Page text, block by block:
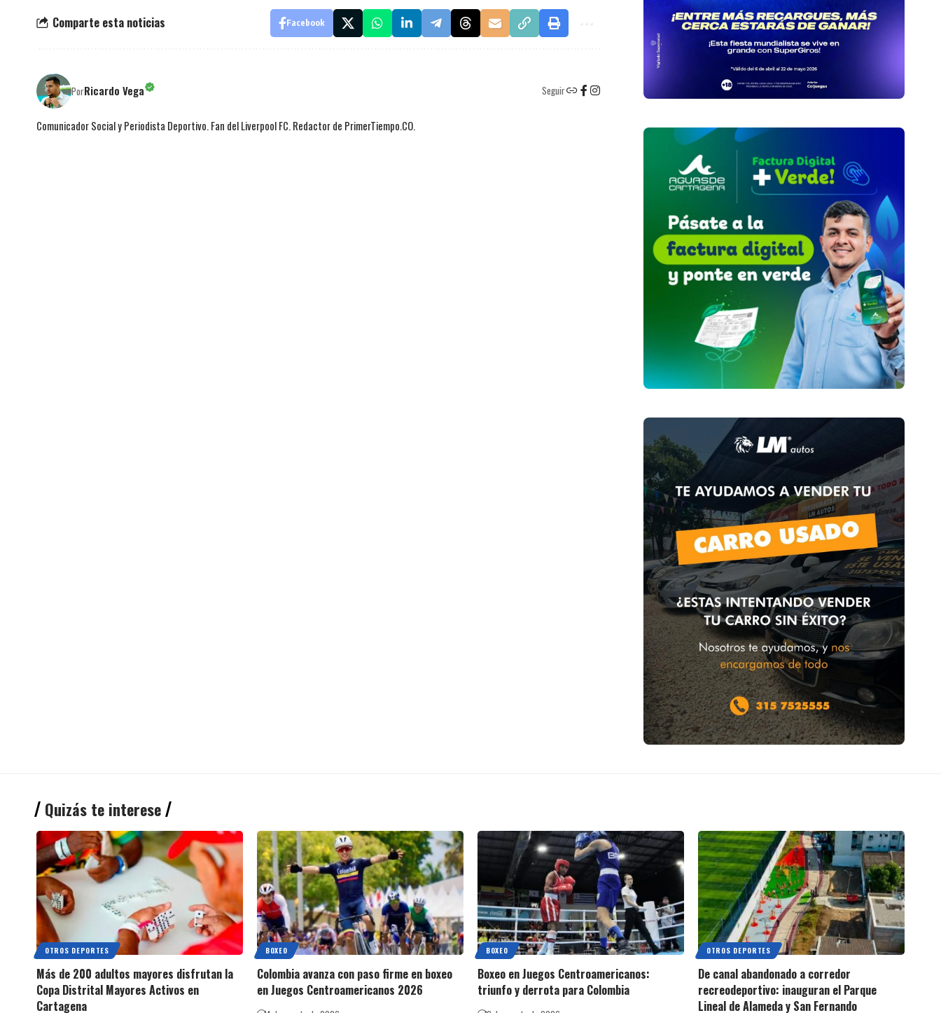
Comparte esta noticias Facebook
PorRicardo Vega Seguir
Comunicador Social y Periodista Deportivo. Fan del Liverpool FC. Redactor de PrimerTiempo.CO.
Quizás te interese
OTROS DEPORTES
Más de 200 adultos mayores disfrutan la
Copa Distrital Mayores Activos en
Cartagena
BOXEO
Colombia avanza con paso firme en boxeo
en Juegos Centroamericanos 2026
BOXEO
Boxeo en Juegos Centroamericanos:
triunfo y derrota para Colombia
OTROS DEPORTES
De canal abandonado a corredor
recreodeportivo: inauguran el Parque
Lineal de Alameda y San Fernando